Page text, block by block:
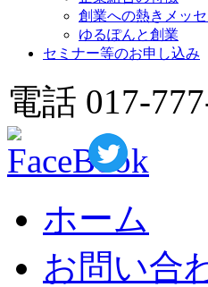
創業への熱きメッ
ゆるぽんと創業
セミナー等のお申し込み
電話 017-
ホーム
お問い合